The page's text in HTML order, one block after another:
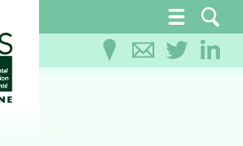
13 - Comité départemental